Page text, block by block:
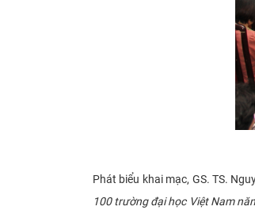
Phát biểu khai mạc, GS. TS.
100 trường đại học Việt Nam